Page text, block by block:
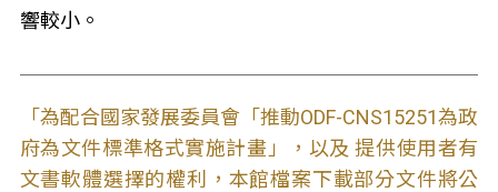
響較小。
「為配合國家發展委員會「推動ODF-CNS15251為政
府為文件標準格式實施計畫」，以及 提供使用者有
文書軟體選擇的權利，本館檔案下載部分文件將公